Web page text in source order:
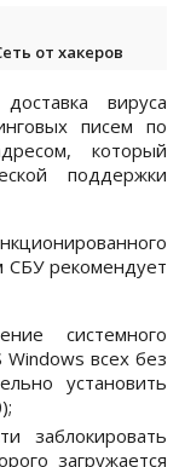
от хакеров
вируса
писем по
который
поддержки
СБУ рекомендует
системного
Windows всех без
установить
заблокировать
загружается